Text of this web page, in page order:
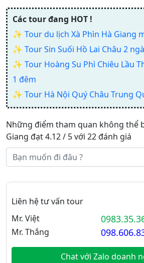
Các tour đang HOT !
✨ Tour du lịch Xà Phìn Hà Giang
✨ Tour Sin Suối Hồ Lai Châu 2
✨ Tour Hoàng Su Phì Chiêu Lầu
1 đêm
✨ Tour Hà Nội Quý Châu Trung
Những điểm tham quan không thể
Giang đạt 4.12 / 5 với 22 đánh giá
Liên hệ tư vấn tour
Mr. Việt
Mr. Thắng
Chat với Zalo doanh